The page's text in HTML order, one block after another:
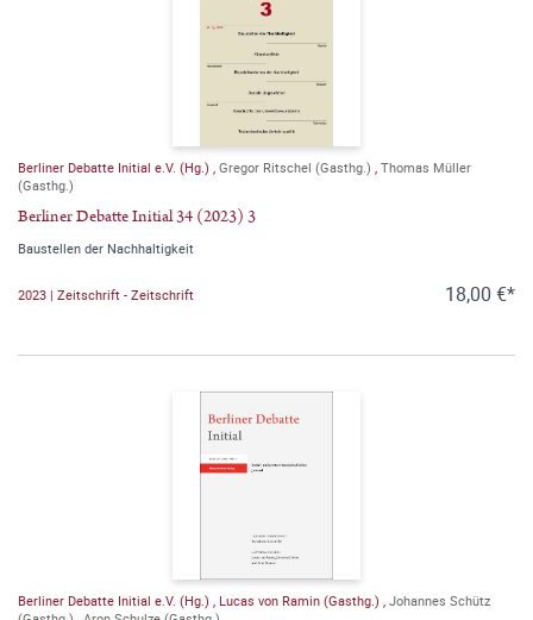
Berliner Debatte Initial e.V. (Hg.) , Gregor Ritschel (Gasthg.) , Thomas Müller
(Gasthg.)
Berliner Debatte Initial 34 (2023) 3
Baustellen der Nachhaltigkeit
2023 | Zeitschrift - Zeitschrift 18,00 €*
Berliner Debatte Initial e.V. (Hg.) , Lucas von Ramin (Gasthg.) , Johannes Schütz